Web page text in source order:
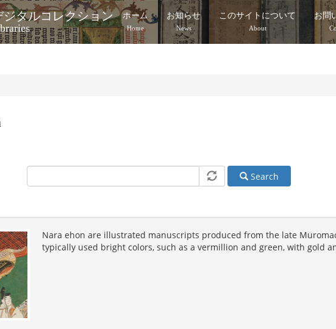
タルコレクション ホーム
Home
お知らせ
News
このサイトについて
About
お問
Search
Nara ehon are illustrated manuscripts produced from the late
typically used bright colors, such as a vermillion and green, with gold